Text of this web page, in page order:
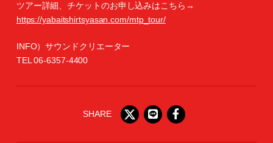
ツアー詳細、チケットのお申し込みはこちら→
https://yabaitshirtsyasan.com/mtp_tour/
INFO）サウンドクリエーター
TEL 06-6357-4400
SHARE